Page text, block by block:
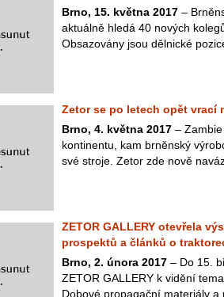
Brno, 15. května 2017 –
aktuálně hledá 40 nových
Obsazovány jsou dělnické
Zetor se po letech opět vrací
Brno, 4. května 2017 –
kontinentu, kam brněnský
své stroje. Zetor zde nově
ZETOR GALLERY otevřela
prospektů a článků o
Brno, 2. února 2017 – Do 15.
ZETOR GALLERY k vidění
Dobové propagační materiály a